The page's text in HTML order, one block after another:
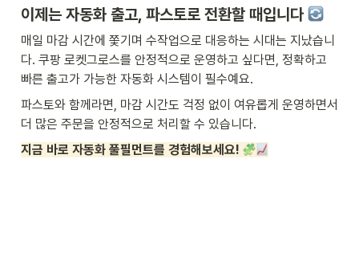
이제는 자동화 출고, 파스토로 전환할 때입니다
매일 마감 시간에 쫓기며 수작업으로 대응하는 시대는 지났습니
다. 쿠팡 로켓그로스를 안정적으로 운영하고 싶다면, 정확하고
빠른 출고가 가능한 자동화 시스템이 필수예요.
파스토와 함께라면, 마감 시간도 걱정 없이 여유롭게 운영하면서
더 많은 주문을 안정적으로 처리할 수 있습니다.
지금 바로 자동화 풀필먼트를 경험해보세요!